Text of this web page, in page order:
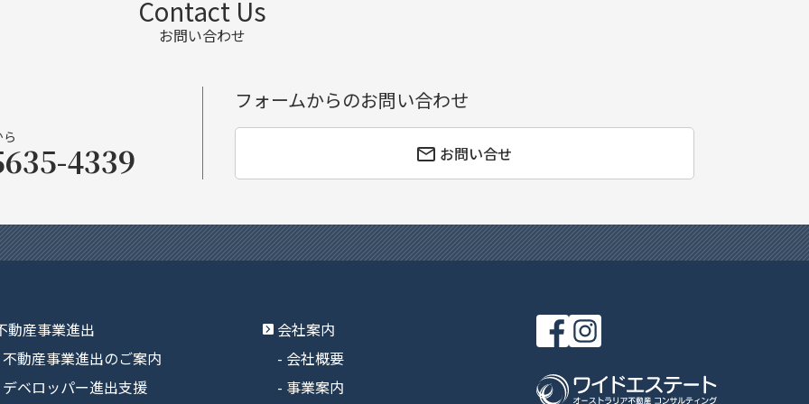
Contact Us
お問い合わせ
4339
フォームからのお問い合わせ
お問い合せ
動産事業進出
不動産事業進出のご案内
デベロッパー進出支援
会社案内
会社概要
事業案内